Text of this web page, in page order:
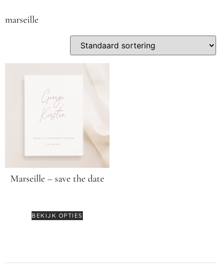
marseille
Marseille – save the date
BEKIJK OPTIES